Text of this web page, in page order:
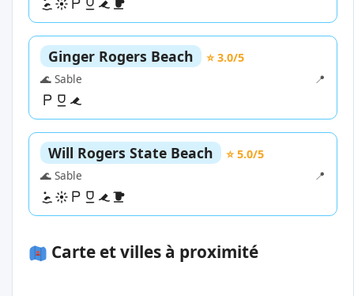
Ginger Rogers Beach
⭐ 3.0/5
🌊 Sable
📍
Will Rogers State Beach
⭐ 5.0/5
🌊 Sable
📍
Carte et villes à proximité